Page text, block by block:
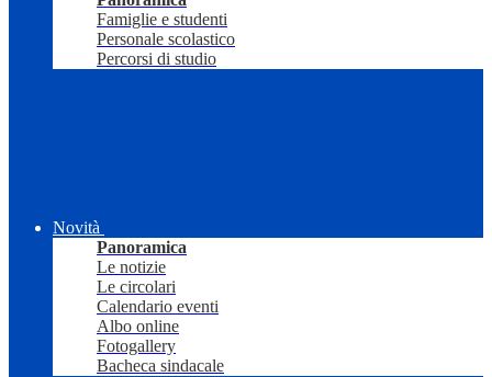
Famiglie e studenti
Personale scolastico
Percorsi di studio
Novità
Panoramica
Le notizie
Le circolari
Calendario eventi
Albo online
Fotogallery
Bacheca sindacale